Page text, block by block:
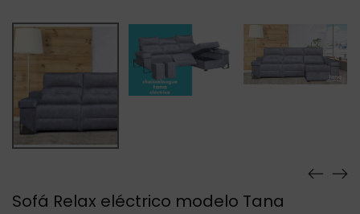
Sofá Relax eléctrico modelo Tana